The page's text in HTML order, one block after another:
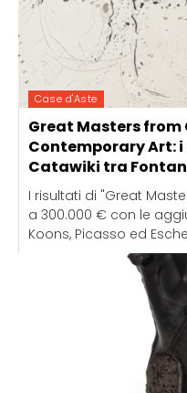
Case d'Aste
Great Masters from
Contemporary Art:
Catawiki tra
I risultati di "Great
a 300.000 € con le
Koons, Picasso ed